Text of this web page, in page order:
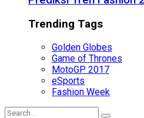
Trending Tags
Golden Globes
Game of Thrones
MotoGP 2017
eSports
Fashion Week